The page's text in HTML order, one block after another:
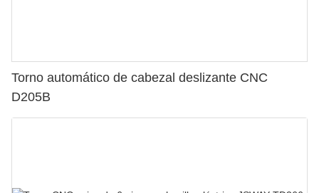
Torno automático de cabezal deslizante CNC
D205B